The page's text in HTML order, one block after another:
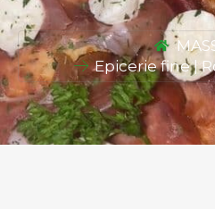
Epicerie fine |